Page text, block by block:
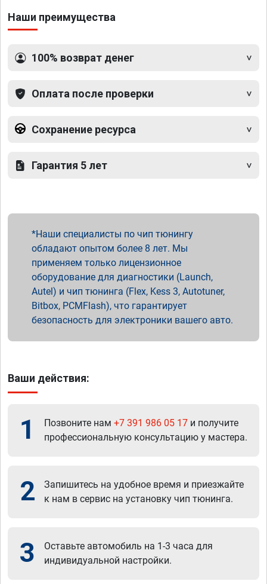
Наши преимущества
100% возврат денег
Оплата после проверки
Сохранение ресурса
Гарантия 5 лет
Наши специалисты по чип тюнингу
обладают опытом более 8 лет. Мы
применяем только лицензионное
оборудование для диагностики (Launch,
Autel) и чип тюнинга (Flex, Kess 3, Autotuner,
Bitbox, PCMFlash), что гарантирует
безопасность для электроники вашего авто.
Ваши действия:
1 Позвоните нам +7 391 986 05 17 и получите
профессиональную консультацию у мастера.
2
Запишитесь на удобное время и приезжайте
к нам в сервис на установку чип тюнинга.
3
Оставьте автомобиль на 1-3 часа для
индивидуальной настройки.